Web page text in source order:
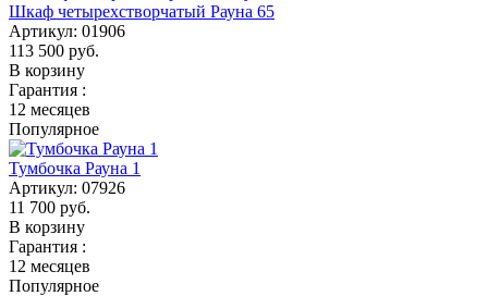
Шкаф четырехстворчатый Рауна 65
Артикул: 01906
113 500 руб.
В корзину
Гарантия :
12 месяцев
Популярное
Тумбочка Рауна 1
Артикул: 07926
11 700 руб.
В корзину
Гарантия :
12 месяцев
Популярное